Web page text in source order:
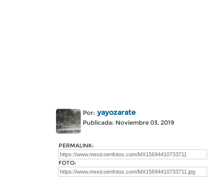
Por: yayozarate
Publicada: Noviembre 03, 2019
PERMALINK:
FOTO: